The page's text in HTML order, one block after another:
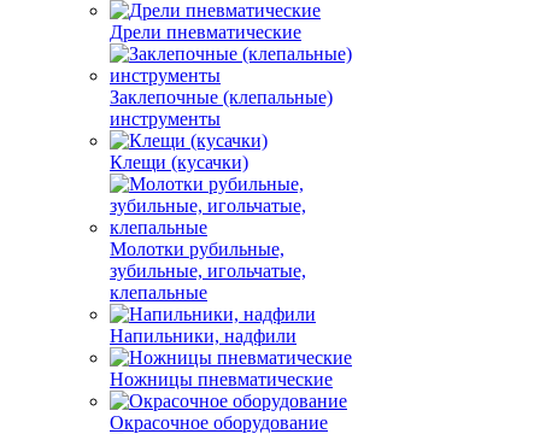
Дрели пневматические
Заклепочные (клепальные)
инструменты
Клещи (кусачки)
Молотки рубильные,
зубильные, игольчатые,
клепальные
Напильники, надфили
Ножницы пневматические
Окрасочное оборудование